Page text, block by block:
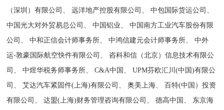
（深圳）有限公司、 远洋地产控股有限公司、 中包国际货运公司、
中国光大对外贸易总公司、 中国铝业、 中国南方工业汽车股份有限
公司、 中和正信会计师事务所、 中鸿信建元会计师事务所、 中外
运-敦豪国际航空快件有限公司、 咨科和信（北京）信息技术有限公
司、 中煜华税务师事务所、 C&A中国、 UPM芬欧汇川(中国)有限公
司、 艾达汽车紧固件(上海)有限公司、 奥美上海、 百特(中国）投资
有限公司、 达盟(上海)财务管理咨询有限公司、 德高中国、 东京海